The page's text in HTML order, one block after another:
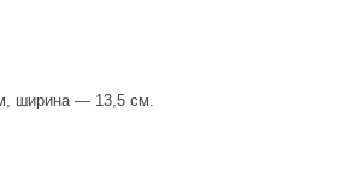
ширина — 13,5 см.